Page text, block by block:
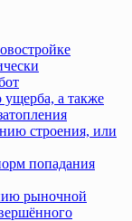
ущерба, а также
строения, или
попадания
рыночной